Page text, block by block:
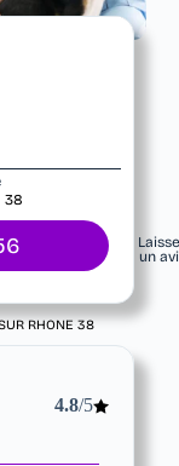
38
un
RHONE 38
4.8/5